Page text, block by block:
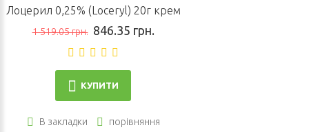
Лоцерил 0,25% (Loceryl) 20г крем
1 519.05 грн. 846.35 грн.
КУПИТИ
В закладки порівняння